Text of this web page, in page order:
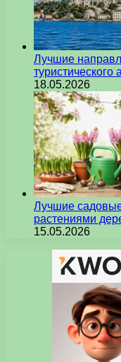
Лучшие
туристического
18.05.2026
Лучшие
растениями
15.05.2026